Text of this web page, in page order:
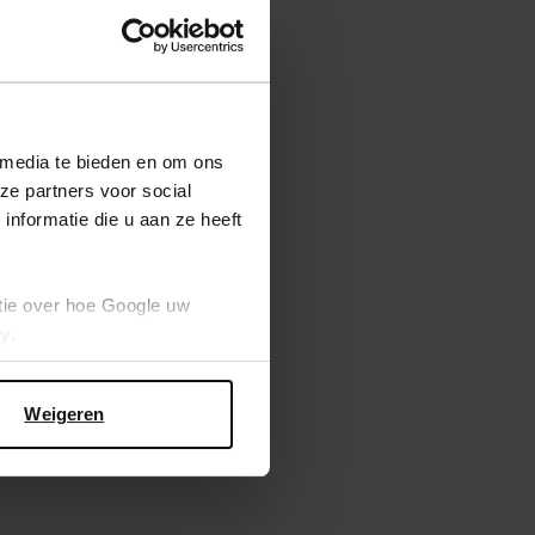
te bieden en om ons
partners voor social
die u aan ze heeft
over hoe Google uw
Weigeren